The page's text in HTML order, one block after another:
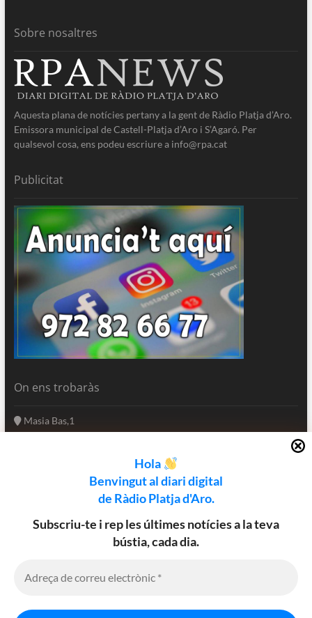
Hola
Benvingut al diari digital
de Ràdio Platja d'Aro.
Subscriu-te i rep les últimes notícies a la teva
bústia, cada dia.
Sobre nosaltres
Aquesta plana de notícies pertany a la gent de Ràdio Platja d’Aro.
Emissora municipal de Castell-Platja d’Aro i S’Agaró. Per
qualsevol cosa, ens podeu escriure a info@rpa.cat
Publicitat
On ens trobaràs
Masia Bas,1
17250 Platja d'Aro
informatius@rpa.cat
per oferir-vos l’experiència més